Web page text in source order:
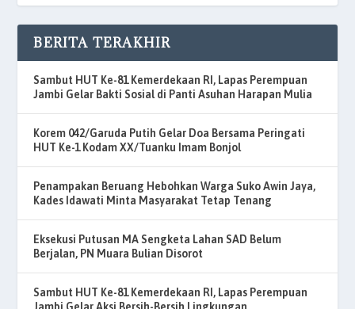
BERITA TERAKHIR
Sambut HUT Ke-81 Kemerdekaan RI, Lapas Perempuan
Jambi Gelar Bakti Sosial di Panti Asuhan Harapan Mulia
Korem 042/Garuda Putih Gelar Doa Bersama Peringati
HUT Ke-1 Kodam XX/Tuanku Imam Bonjol
Penampakan Beruang Hebohkan Warga Suko Awin Jaya,
Kades Idawati Minta Masyarakat Tetap Tenang
Eksekusi Putusan MA Sengketa Lahan SAD Belum
Berjalan, PN Muara Bulian Disorot
Sambut HUT Ke-81 Kemerdekaan RI, Lapas Perempuan